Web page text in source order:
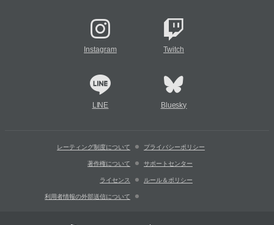
Instagram Twitch
LINE Bluesky
レーティング制度について プライバシーポリシー
著作権について サポートセンター
ライセンス ルール＆ポリシー
利用者情報の外部送信について